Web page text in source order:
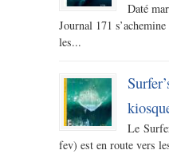
Daté
Journal 171
les...
Le
fev) est en route vers